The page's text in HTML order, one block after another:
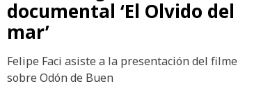
documental ‘El Olvido del
mar’
Felipe Faci asiste a la presentación del filme
sobre Odón de Buen